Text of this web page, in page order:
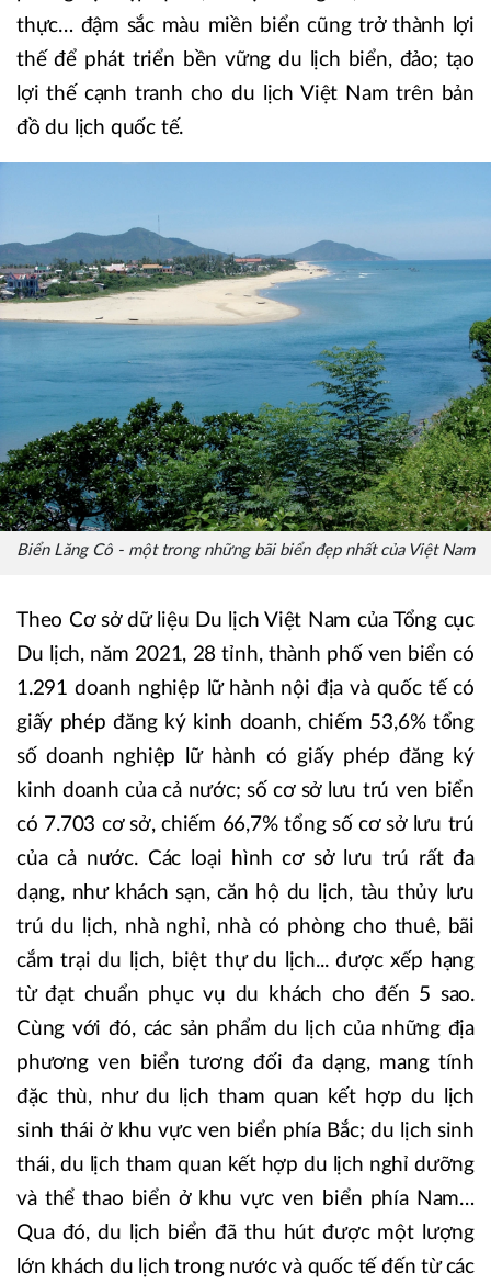
thực… đậm sắc màu miền biển cũng trở thành lợi
thế để phát triển bền vững du lịch biển, đảo; tạo
lợi thế cạnh tranh cho du lịch Việt Nam trên bản
đồ du lịch quốc tế.
Biển Lăng Cô - một trong những bãi biển đẹp nhất của Việt Nam
Theo Cơ sở dữ liệu Du lịch Việt Nam của Tổng cục
Du lịch, năm 2021, 28 tỉnh, thành phố ven biển có
1.291 doanh nghiệp lữ hành nội địa và quốc tế có
giấy phép đăng ký kinh doanh, chiếm 53,6% tổng
số doanh nghiệp lữ hành có giấy phép đăng ký
kinh doanh của cả nước; số cơ sở lưu trú ven biển
có 7.703 cơ sở, chiếm 66,7% tổng số cơ sở lưu trú
của cả nước. Các loại hình cơ sở lưu trú rất đa
dạng, như khách sạn, căn hộ du lịch, tàu thủy lưu
trú du lịch, nhà nghỉ, nhà có phòng cho thuê, bãi
cắm trại du lịch, biệt thự du lịch... được xếp hạng
từ đạt chuẩn phục vụ du khách cho đến 5 sao.
Cùng với đó, các sản phẩm du lịch của những địa
phương ven biển tương đối đa dạng, mang tính
đặc thù, như du lịch tham quan kết hợp du lịch
sinh thái ở khu vực ven biển phía Bắc; du lịch sinh
thái, du lịch tham quan kết hợp du lịch nghỉ dưỡng
và thể thao biển ở khu vực ven biển phía Nam…
Qua đó, du lịch biển đã thu hút được một lượng
lớn khách du lịch trong nước và quốc tế đến từ các